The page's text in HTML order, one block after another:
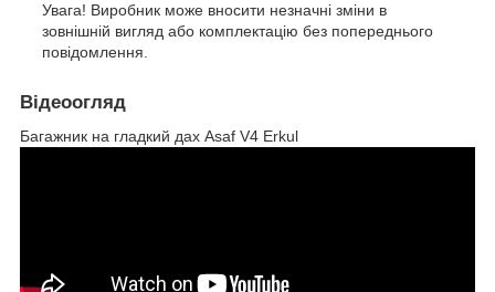
Увага! Виробник може вносити незначні зміни в
зовнішній вигляд або комплектацію без попереднього
повідомлення.
Відеоогляд
Багажник на гладкий дах Asaf V4 Erkul